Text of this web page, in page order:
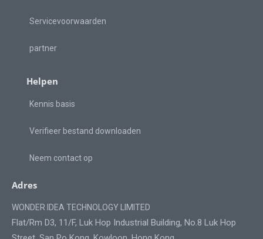
Servicevoorwaarden
partner
Helpen
Kennis basis
Verifieer bestand downloaden
Neem contact op
Adres
WONDER IDEA TECHNOLOGY LIMITED
Flat/Rm D3, 11/F, Luk Hop Industrial Building, No.8 Luk Hop